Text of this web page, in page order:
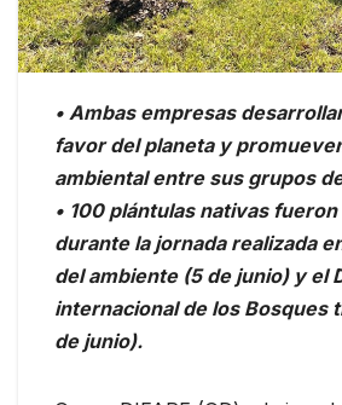
• Ambas empresas
favor del planeta y
ambiental entre sus grupos
• 100 plántulas nativas
durante la jornada realizada
del ambiente (5 de junio) y el
internacional de los Bosques
de junio).